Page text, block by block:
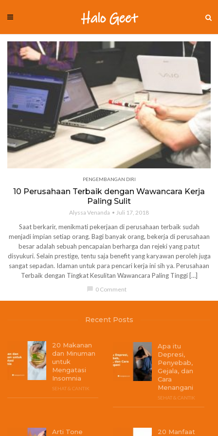
PENGEMBANGAN DIRI
10 Perusahaan Terbaik dengan Wawancara Kerja
Paling Sulit
Alyssa Venanda Juli 17, 2018
Saat berkarir, menikmati pekerjaan di perusahaan terbaik sudah
menjadi impian setiap orang. Bagi banyak orang, bekerja di perusahaan
besar adalah sebuah pencapaian berharga dan rejeki yang patut
disyukuri. Selain prestige, tentu saja benefit yang karyawan peroleh juga
sangat sepadan. Idaman untuk para pencari kerja ini sih ya. Perusahaan
Terbaik dengan Tingkat Kesulitan Wawancara Paling Tinggi […]
chat_bubble 0 Comment
Recent Posts
20 Makanan
dan Minuman
untuk
Mengatasi
Insomnia
SEHAT & CANTIK
Apa itu
Depresi,
Penyebab,
Gejala, dan
Cara
Menangani
SEHAT & CANTIK
Arti Tone 20 Manfaat